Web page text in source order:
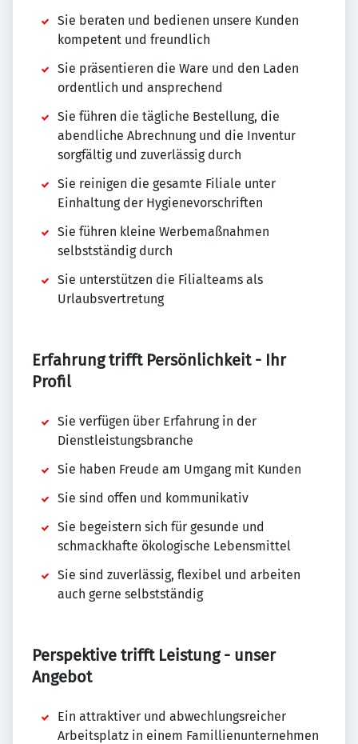
Sie beraten und bedienen unsere Kunden
kompetent und freundlich
Sie präsentieren die Ware und den Laden
ordentlich und ansprechend
Sie führen die tägliche Bestellung, die
abendliche Abrechnung und die Inventur
sorgfältig und zuverlässig durch
Sie reinigen die gesamte Filiale unter
Einhaltung der Hygienevorschriften
Sie führen kleine Werbemaßnahmen
selbstständig durch
Sie unterstützen die Filialteams als
Urlaubsvertretung
Erfahrung trifft Persönlichkeit - Ihr
Profil
Sie verfügen über Erfahrung in der
Dienstleistungsbranche
Sie haben Freude am Umgang mit Kunden
Sie sind offen und kommunikativ
Sie begeistern sich für gesunde und
schmackhafte ökologische Lebensmittel
Sie sind zuverlässig, flexibel und arbeiten
auch gerne selbstständig
Perspektive trifft Leistung - unser
Angebot
Ein attraktiver und abwechlungsreicher
Arbeitsplatz in einem Famillienunternehmen